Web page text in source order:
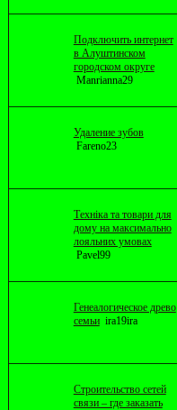
Подключить интернет
в Алуштинском
городском округе
Manrianna29
Удаление зубов
Fareno23
Техніка та товари для
дому на максимально
лояльних умовах
Pavel99
Генеалогическое древо
семьи ira19ira
Строительство сетей
связи – где заказать